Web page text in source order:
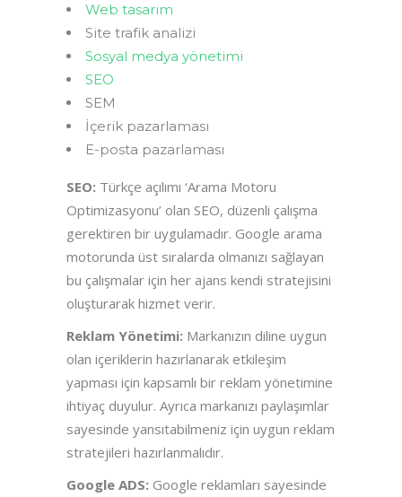
Web tasarım
Site trafik analizi
Sosyal medya yönetimi
SEO
SEM
İçerik pazarlaması
E-posta pazarlaması
SEO: Türkçe açılımı ‘Arama Motoru
Optimizasyonu’ olan SEO, düzenli çalışma
gerektiren bir uygulamadır. Google arama
motorunda üst sıralarda olmanızı sağlayan
bu çalışmalar için her ajans kendi stratejisini
oluşturarak hizmet verir.
Reklam Yönetimi: Markanızın diline uygun
olan içeriklerin hazırlanarak etkileşim
yapması için kapsamlı bir reklam yönetimine
ihtiyaç duyulur. Ayrıca markanızı paylaşımlar
sayesinde yansıtabilmeniz için uygun reklam
stratejileri hazırlanmalıdır.
Google ADS: Google reklamları sayesinde